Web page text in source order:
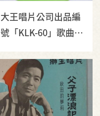
大王唱片公司出品編
號「KLK-60」歌曲專
集：許石編曲指揮》
10吋塑膠唱片